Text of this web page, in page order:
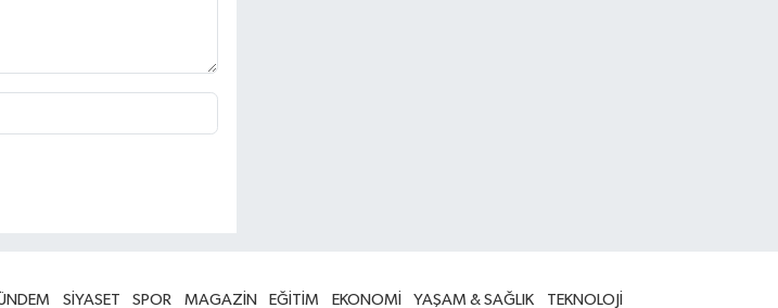
SİYASET SPOR MAGAZİN EĞİTİM EKONOMİ YAŞAM & SAĞLIK
TEKNOLOJİ